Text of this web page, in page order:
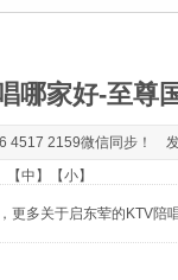
哪家好-至尊
4517 2159微信同步！
【中 】【小】
更多关于启东荤的KTV陪